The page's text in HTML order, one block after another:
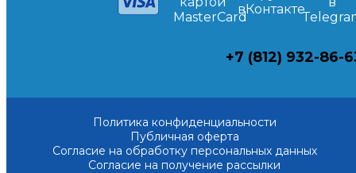
+7 (812) 932-86-
Политика конфиденциальности
Публичная оферта
Согласие на обработку персональных данных
Согласие на получение рассылки